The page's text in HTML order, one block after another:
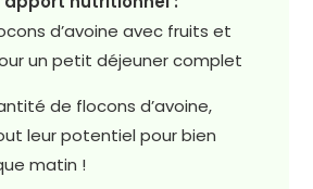
d’avoine avec fruits et
un petit déjeuner complet
de flocons d’avoine,
leur potentiel pour bien
matin !